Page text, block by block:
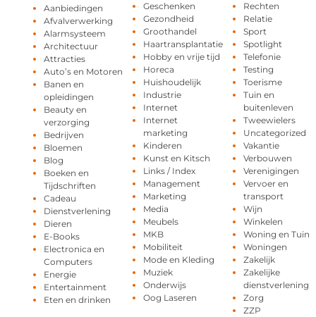
Aanbiedingen
Afvalverwerking
Alarmsysteem
Architectuur
Attracties
Auto’s en Motoren
Banen en
opleidingen
Beauty en
verzorging
Bedrijven
Bloemen
Blog
Boeken en
Tijdschriften
Cadeau
Dienstverlening
Dieren
E-Books
Electronica en
Computers
Energie
Entertainment
Eten en drinken
Geschenken
Gezondheid
Groothandel
Haartransplantatie
Hobby en vrije tijd
Horeca
Huishoudelijk
Industrie
Internet
Internet
marketing
Kinderen
Kunst en Kitsch
Links / Index
Management
Marketing
Media
Meubels
MKB
Mobiliteit
Mode en Kleding
Muziek
Onderwijs
Oog Laseren
Rechten
Relatie
Sport
Spotlight
Telefonie
Testing
Toerisme
Tuin en
buitenleven
Tweewielers
Uncategorized
Vakantie
Verbouwen
Verenigingen
Vervoer en
transport
Wijn
Winkelen
Woning en Tuin
Woningen
Zakelijk
Zakelijke
dienstverlening
Zorg
ZZP